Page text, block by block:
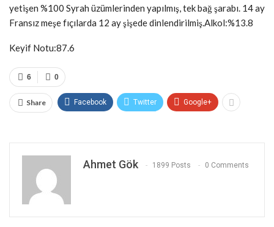
yetişen %100 Syrah üzümlerinden yapılmış, tek bağ şarabı. 14 ay
Fransız meşe fıçılarda 12 ay şişede dinlendirilmiş.Alkol:%13.8
Keyif Notu:87.6
0
6
Share Facebook Twitter Google+
Ahmet Gök 1899 Posts 0 Comments